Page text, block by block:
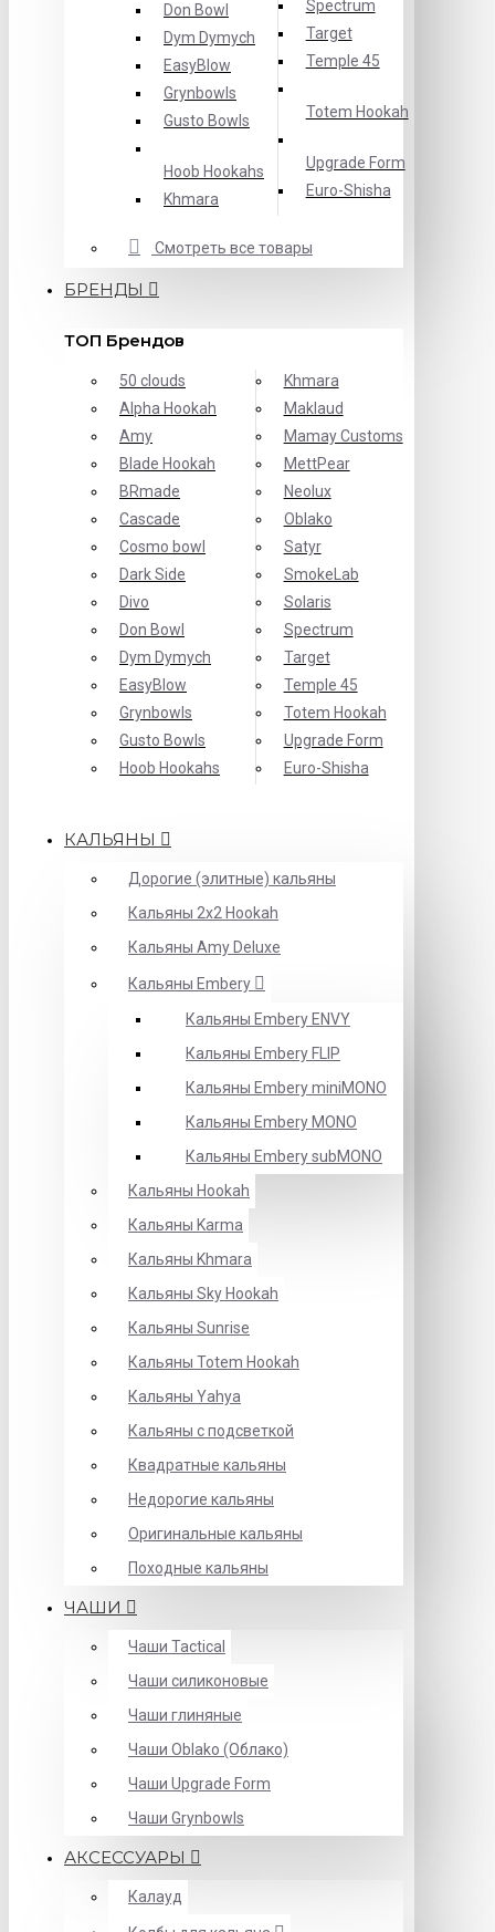
Don Bowl
Dym Dymych
EasyBlow
Grynbowls
Gusto Bowls
Hoob Hookahs
Khmara
Spectrum
Target
Temple 45
Totem Hookah
Upgrade Form
Еuro-Shisha
Смотреть все товары
БРЕНДЫ
ТОП Брендов
50 clouds
Alpha Hookah
Amy
Blade Hookah
BRmade
Cascade
Cosmo bowl
Dark Side
Divo
Don Bowl
Dym Dymych
EasyBlow
Grynbowls
Gusto Bowls
Hoob Hookahs
Khmara
Maklaud
Mamay Customs
MettPear
Neolux
Oblako
Satyr
SmokeLab
Solaris
Spectrum
Target
Temple 45
Totem Hookah
Upgrade Form
Еuro-Shisha
КАЛЬЯНЫ
Дорогие (элитные) кальяны
Кальяны 2х2 Hookah
Кальяны Amy Deluxe
Кальяны Embery
Кальяны Embery ENVY
Кальяны Embery FLIP
Кальяны Embery miniMONO
Кальяны Embery MONO
Кальяны Embery subMONO
Кальяны Hookah
Кальяны Karma
Кальяны Khmara
Кальяны Sky Hookah
Кальяны Sunrise
Кальяны Totem Hookah
Кальяны Yahya
Кальяны с подсветкой
Квадратные кальяны
Недорогие кальяны
Оригинальные кальяны
Походные кальяны
ЧАШИ
Чаши Tactical
Чаши силиконовые
Чаши глиняные
Чаши Oblako (Облако)
Чаши Upgrade Form
Чаши Grynbowls
АКСЕССУАРЫ
Калауд